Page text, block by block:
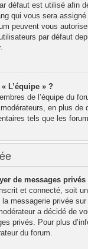
défaut est utilisé afin
qui vous sera
peuvent vous
par défaut
L’équipe » ?
de l’équipe du
en plus de
tels que les
de messages privés
et connecté, soit
messagerie privée
a décidé de
privés. Pour plus
du forum.